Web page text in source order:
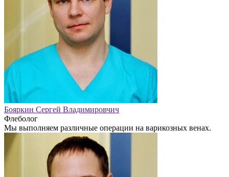
Бояркин Сергей Владимировчич
Флеболог
Мы выполняем различные операции на варикозных венах.